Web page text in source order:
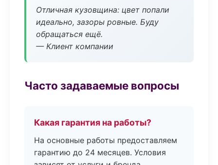
Отличная кузовщина: цвет попали
идеально, зазоры ровные. Буду
обращаться ещё.
— Клиент компании
Часто задаваемые вопросы
Какая гарантия на работы?
На основные работы предоставляем
гарантию до 24 месяцев. Условия